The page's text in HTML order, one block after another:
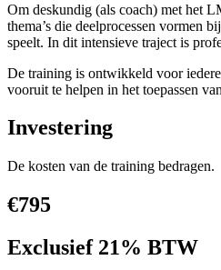
Om deskundig (als coach) met het
thema’s die deelprocessen vormen
speelt. In dit intensieve traject is
De training is ontwikkeld voor
vooruit te helpen in het toepassen
Investering
De kosten van de training bedragen.
€795
Exclusief 21% BTW